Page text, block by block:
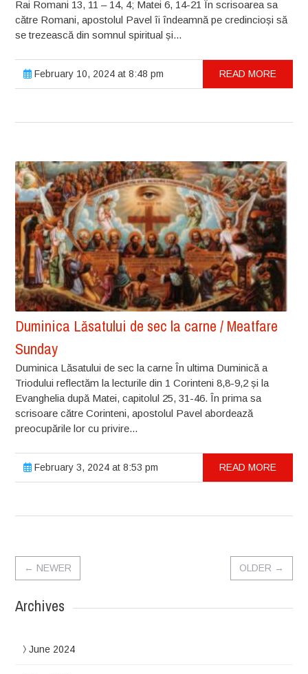
Rai Romani 13, 11 – 14, 4; Matei 6, 14-21 În scrisoarea sa
către Romani, apostolul Pavel îi îndeamnă pe credincioși să
se trezească din somnul spiritual și...
February 10, 2024 at 8:48 pm READ MORE
Duminica Lăsatului de sec la carne / Meatfare
Sunday
Duminica Lăsatului de sec la carne În ultima Duminică a
Triodului reflectăm la lecturile din 1 Corinteni 8,8-9,2 și la
Evanghelia după Matei, capitolul 25, 31-46. În prima sa
scrisoare către Corinteni, apostolul Pavel abordează
preocupările lor cu privire...
February 3, 2024 at 8:53 pm READ MORE
← NEWER OLDER →
Archives
June 2024